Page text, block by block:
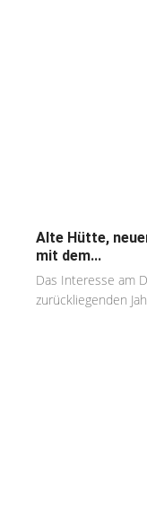
Alte Hütte,
mit dem...
Das Interesse am
zurückliegenden